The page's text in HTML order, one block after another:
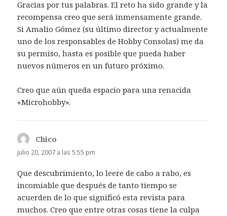
Gracias por tus palabras. El reto ha sido grande y la
recompensa creo que será inmensamente grande.
Si Amalio Gómez (su último director y actualmente
uno de los responsables de Hobby Consolas) me da
su permiso, hasta es posible que pueda haber
nuevos números en un futuro próximo.
Creo que aún queda espacio para una renacida
«Microhobby».
Chico
julio 20, 2007 a las 5:55 pm
Que descubrimiento, lo leere de cabo a rabo, es
incomiable que después de tanto tiempo se
acuerden de lo que significó esta revista para
muchos. Creo que entre otras cosas tiene la culpa